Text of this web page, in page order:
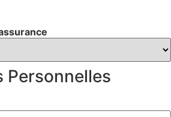
Personnelles